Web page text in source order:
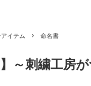
イテム 命名書
】～刺繍工房